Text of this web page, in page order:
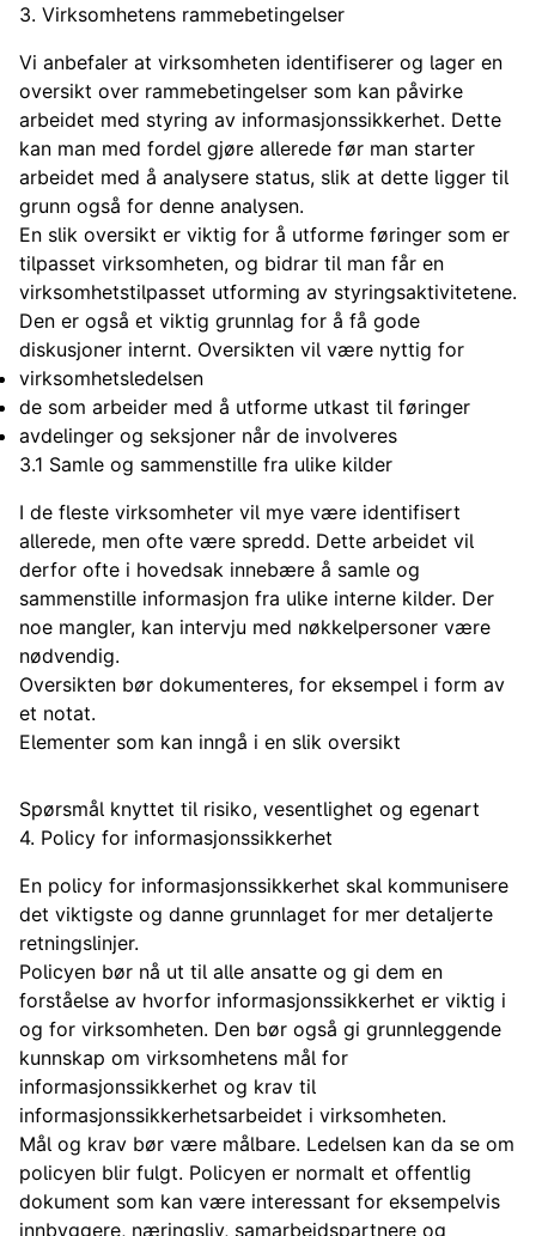
3. Virksomhetens rammebetingelser
Vi anbefaler at virksomheten identifiserer og lager en
oversikt over rammebetingelser som kan påvirke
arbeidet med styring av informasjonssikkerhet. Dette
kan man med fordel gjøre allerede før man starter
arbeidet med å analysere status, slik at dette ligger til
grunn også for denne analysen.
En slik oversikt er viktig for å utforme føringer som er
tilpasset virksomheten, og bidrar til man får en
virksomhetstilpasset utforming av styringsaktivitetene.
Den er også et viktig grunnlag for å få gode
diskusjoner internt. Oversikten vil være nyttig for
virksomhetsledelsen
de som arbeider med å utforme utkast til føringer
avdelinger og seksjoner når de involveres
3.1 Samle og sammenstille fra ulike kilder
I de fleste virksomheter vil mye være identifisert
allerede, men ofte være spredd. Dette arbeidet vil
derfor ofte i hovedsak innebære å samle og
sammenstille informasjon fra ulike interne kilder. Der
noe mangler, kan intervju med nøkkelpersoner være
nødvendig.
Oversikten bør dokumenteres, for eksempel i form av
et notat.
Elementer som kan inngå i en slik oversikt
Spørsmål knyttet til risiko, vesentlighet og egenart
4. Policy for informasjonssikkerhet
En policy for informasjonssikkerhet skal kommunisere
det viktigste og danne grunnlaget for mer detaljerte
retningslinjer.
Policyen bør nå ut til alle ansatte og gi dem en
forståelse av hvorfor informasjonssikkerhet er viktig i
og for virksomheten. Den bør også gi grunnleggende
kunnskap om virksomhetens mål for
informasjonssikkerhet og krav til
informasjonssikkerhetsarbeidet i virksomheten.
Mål og krav bør være målbare. Ledelsen kan da se om
policyen blir fulgt. Policyen er normalt et offentlig
dokument som kan være interessant for eksempelvis
innbyggere, næringsliv, samarbeidspartnere og